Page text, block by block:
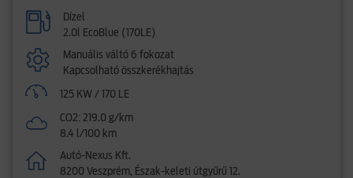
Dízel
2.0l EcoBlue (170LE)
Manuális váltó 6 fokozat
Kapcsolható összkerékhajtás
125 KW / 170 LE
CO2: 219.0 g/km
8.4 l/100 km
Autó-Nexus Kft.
8200 Veszprém, Észak-keleti útgyűrű 12.